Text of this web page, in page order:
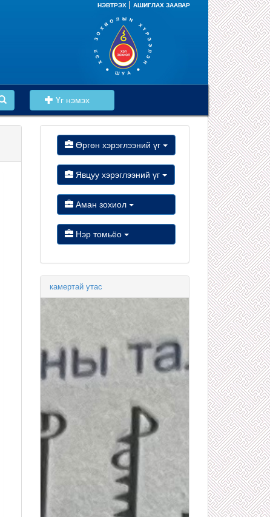
НЭВТРЭХ АШИГЛАХ ЗААВАР
Үг нэмэх
Өргөн хэрэглээний үг
Явцуу хэрэглээний үг
Аман зохиол
Нэр томьёо
камертай утас